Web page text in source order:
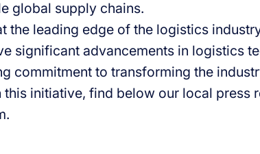
global supply chains.
the leading edge of the logistics
significant advancements in logistics
commitment to transforming the
this initiative, find below our local press